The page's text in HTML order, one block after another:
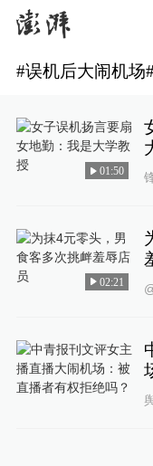
#误机后大闹机场
01:50
02:21